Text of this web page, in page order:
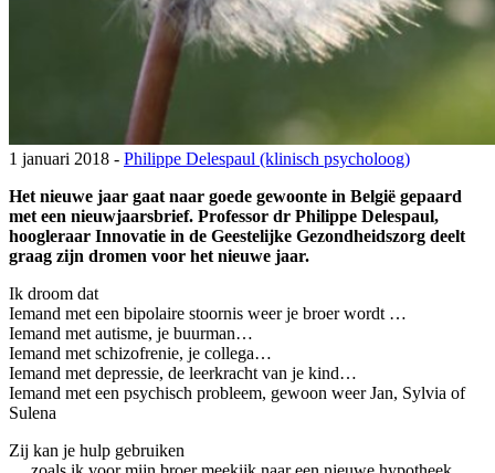
1 januari 2018 - Philippe Delespaul (klinisch psycholoog)
Het nieuwe jaar gaat naar goede gewoonte in België gepaard
met een nieuwjaarsbrief. Professor dr Philippe Delespaul,
hoogleraar Innovatie in de Geestelijke Gezondheidszorg deelt
graag zijn dromen voor het nieuwe jaar.
Ik droom dat
Iemand met een bipolaire stoornis weer je broer wordt …
Iemand met autisme, je buurman…
Iemand met schizofrenie, je collega…
Iemand met depressie, de leerkracht van je kind…
Iemand met een psychisch probleem, gewoon weer Jan, Sylvia of
Sulena
Zij kan je hulp gebruiken